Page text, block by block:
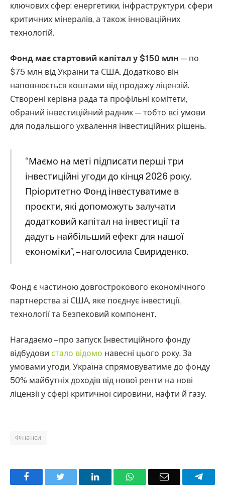
ключових сфер: енергетики, інфраструктури, сфери
критичних мінералів, а також інноваційних
технологій.
Фонд має стартовий капітал у $150 млн — по
$75 млн від України та США. Додатково він
наповнюється коштами від продажу ліцензій.
Створені керівна рада та профільні комітети,
обраний інвестиційний радник — тобто всі умови
для подальшого ухвалення інвестиційних рішень.
“Маємо на меті підписати перші три
інвестиційні угоди до кінця 2026 року.
Пріоритетно Фонд інвестуватиме в
проєкти, які допоможуть залучати
додатковий капітал на інвестиції та
дадуть найбільший ефект для нашої
економіки”, – наголосила Свириденко.
Фонд є частиною довгострокового економічного
партнерства зі США, яке поєднує інвестиції,
технології та безпековий компонент.
Нагадаємо – про запуск Інвестиційного фонду
відбудови стало відомо навесні цього року. За
умовами угоди, Україна спрямовуватиме до фонду
50% майбутніх доходів від нової ренти на нові
ліцензії у сфері критичної сировини, нафти й газу.
Фінанси
Facebook LinkedInWhatsAppEmail